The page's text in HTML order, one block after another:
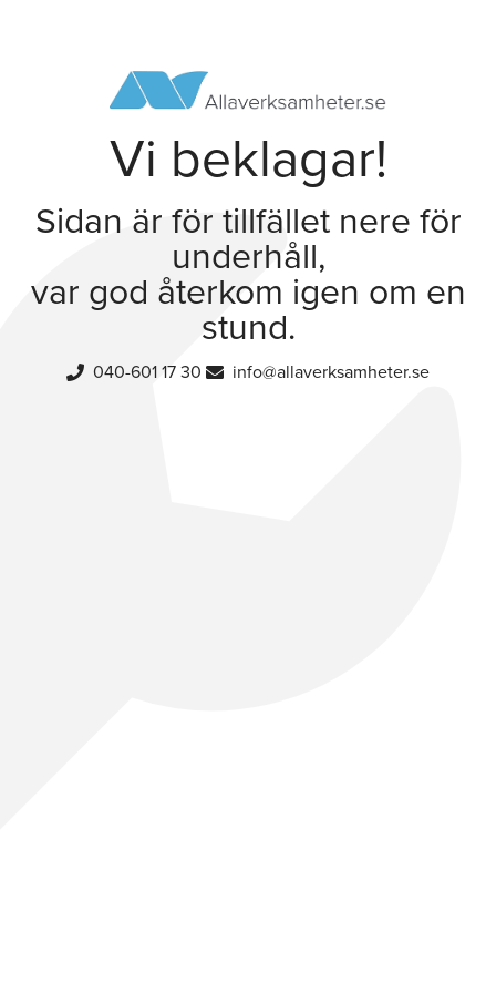
Vi beklagar!
Sidan är för tillfället nere för
underhåll,
var god återkom igen om en
stund.
040-601 17 30 info@allaverksamheter.se